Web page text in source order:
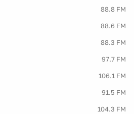
88.8 FM
88.6 FM
88.3 FM
97.7 FM
106.1 FM
91.5 FM
104.3 FM